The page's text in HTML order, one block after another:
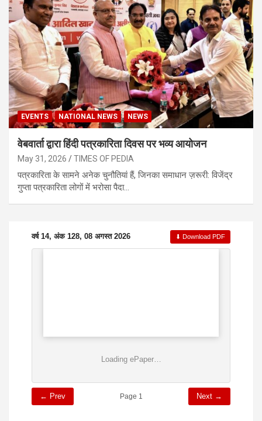
EVENTS NATIONAL NEWS NEWS
वेबवार्ता द्वारा हिंदी पत्रकारिता दिवस पर भव्य आयोजन
May 31, 2026 TIMES OF PEDIA
पत्रकारिता के सामने अनेक चुनौतियां हैं, जिनका समाधान ज़रूरी: विजेंद्र
गुप्ता पत्रकारिता लोगों में भरोसा पैदा…
वर्ष 14, अंक 128, 08 अगस्त 2026 ⬇ Download PDF
Loading ePaper…
← Prev Page 1 Next →